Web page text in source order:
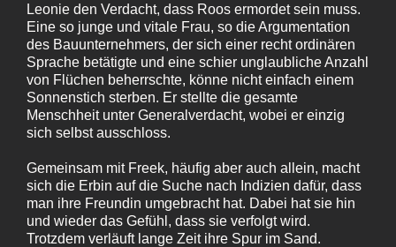
Leonie den Verdacht, dass Roos ermordet sein muss.
Eine so junge und vitale Frau, so die Argumentation
des Bauunternehmers, der sich einer recht ordinären
Sprache betätigte und eine schier unglaubliche Anzahl
von Flüchen beherrschte, könne nicht einfach einem
Sonnenstich sterben. Er stellte die gesamte
Menschheit unter Generalverdacht, wobei er einzig
sich selbst ausschloss.
Gemeinsam mit Freek, häufig aber auch allein, macht
sich die Erbin auf die Suche nach Indizien dafür, dass
man ihre Freundin umgebracht hat. Dabei hat sie hin
und wieder das Gefühl, dass sie verfolgt wird.
Trotzdem verläuft lange Zeit ihre Spur im Sand.